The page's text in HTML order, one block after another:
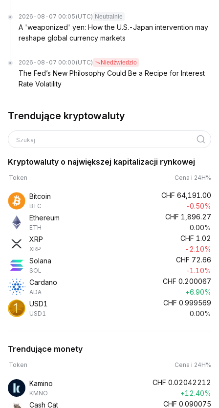
2026-08-07 00:05 (UTC) Neutralnie
A 'weaponized' yen: How the U.S.-Japan intervention may
reshape global currency markets
2026-08-07 00:00 (UTC) Niedźwiedzio
The Fed’s New Philosophy Could Be a Recipe for Interest
Rate Volatility
Trendujące kryptowaluty
Szukaj
Kryptowaluty o największej kapitalizacji rynkowej
Token Cena i 24H%
Bitcoin
BTC
CHF 64,191.00
-0.50%
Ethereum
ETH
CHF 1,896.27
0.00%
XRP
XRP
CHF 1.02
-2.10%
Solana
SOL
CHF 72.66
-1.10%
Cardano
ADA
CHF 0.200067
+6.90%
USD1
USD1
CHF 0.999569
0.00%
Trendujące monety
Token Cena i 24H%
Kamino
KMNO
CHF 0.02042212
+12.40%
Cash Cat
CHF 0.090075